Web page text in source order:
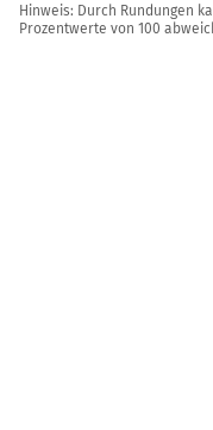
Hinweis: Durch Rundungen
Prozentwerte von 100